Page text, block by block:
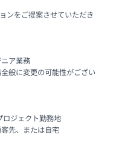
ンをご提案させていただき
ア業務
般に変更の可能性がござい
ジェクト勤務地
先、または自宅